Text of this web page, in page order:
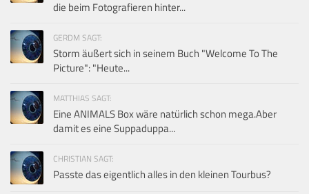
die beim Fotografieren hinter...
GERDM SAGT:
Storm äußert sich in seinem Buch "Welcome To The
Picture": "Heute...
MATTHIAS SAGT:
Eine ANIMALS Box wäre natürlich schon mega.Aber
damit es eine Suppaduppa...
CHRISTIAN SAGT:
Passte das eigentlich alles in den kleinen Tourbus?